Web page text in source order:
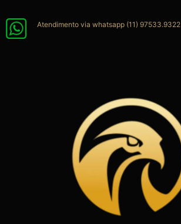
para
Atendimento via whatsapp (11) 97533.9322